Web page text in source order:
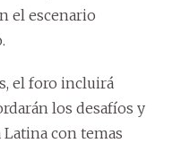
el escenario
el foro incluirá
los desafíos y
con temas